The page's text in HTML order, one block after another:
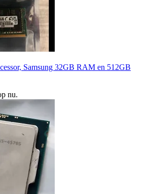
Samsung 32GB RAM en 512GB
nu.